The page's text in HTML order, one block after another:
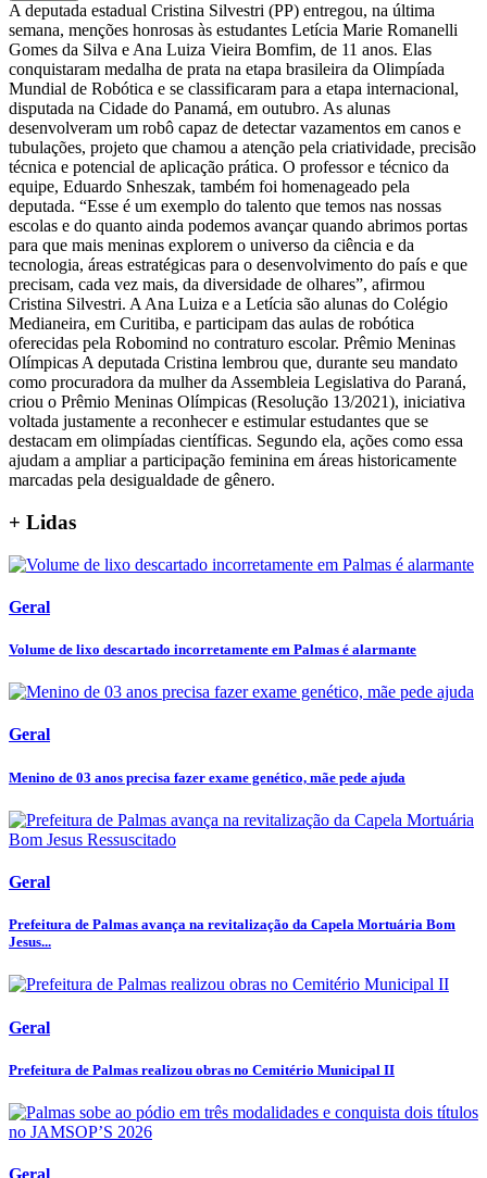
A deputada estadual Cristina Silvestri (PP) entregou, na última
semana, menções honrosas às estudantes Letícia Marie Romanelli
Gomes da Silva e Ana Luiza Vieira Bomfim, de 11 anos. Elas
conquistaram medalha de prata na etapa brasileira da Olimpíada
Mundial de Robótica e se classificaram para a etapa internacional,
disputada na Cidade do Panamá, em outubro. As alunas
desenvolveram um robô capaz de detectar vazamentos em canos e
tubulações, projeto que chamou a atenção pela criatividade, precisão
técnica e potencial de aplicação prática. O professor e técnico da
equipe, Eduardo Snheszak, também foi homenageado pela
deputada. “Esse é um exemplo do talento que temos nas nossas
escolas e do quanto ainda podemos avançar quando abrimos portas
para que mais meninas explorem o universo da ciência e da
tecnologia, áreas estratégicas para o desenvolvimento do país e que
precisam, cada vez mais, da diversidade de olhares”, afirmou
Cristina Silvestri. A Ana Luiza e a Letícia são alunas do Colégio
Medianeira, em Curitiba, e participam das aulas de robótica
oferecidas pela Robomind no contraturo escolar. Prêmio Meninas
Olímpicas A deputada Cristina lembrou que, durante seu mandato
como procuradora da mulher da Assembleia Legislativa do Paraná,
criou o Prêmio Meninas Olímpicas (Resolução 13/2021), iniciativa
voltada justamente a reconhecer e estimular estudantes que se
destacam em olimpíadas científicas. Segundo ela, ações como essa
ajudam a ampliar a participação feminina em áreas historicamente
marcadas pela desigualdade de gênero.
+ Lidas
Geral
Volume de lixo descartado incorretamente em Palmas é alarmante
Geral
Menino de 03 anos precisa fazer exame genético, mãe pede ajuda
Geral
Prefeitura de Palmas avança na revitalização da Capela Mortuária Bom
Jesus...
Geral
Prefeitura de Palmas realizou obras no Cemitério Municipal II